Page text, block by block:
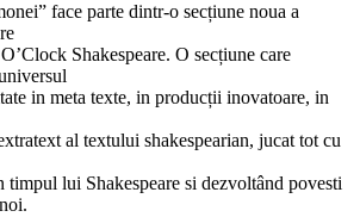
face parte dintr-o secțiune noua a
Shakespeare. O secțiune care
in meta texte, in producții inovatoare, in
al textului shakespearian, jucat tot cu
timpul lui Shakespeare si dezvoltând povesti